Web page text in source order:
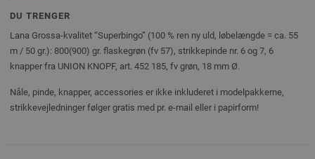
DU TRENGER
Lana Grossa-kvalitet “Superbingo” (100 % ren ny uld, løbelængde = ca. 55
m / 50 gr.): 800(900) gr. flaskegrøn (fv 57), strikkepinde nr. 6 og 7, 6
knapper fra UNION KNOPF, art. 452 185, fv grøn, 18 mm Ø.
Nåle, pinde, knapper, accessories er ikke inkluderet i modelpakkerne,
strikkevejledninger følger gratis med pr. e-mail eller i papirform!